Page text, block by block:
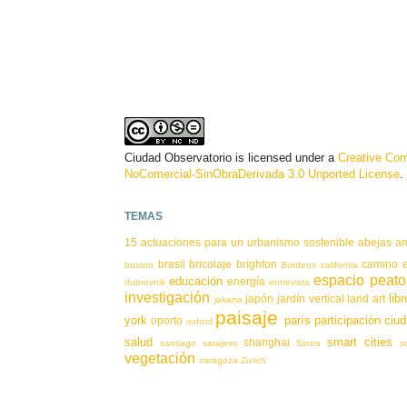
Ciudad Observatorio is licensed under a Creative
NoComercial-SinObraDerivada 3.0 Unported License
TEMAS
15 actuaciones para un urbanismo sostenible abejas
boston brasil bricolaje brighton Burdeos california camino
dubrovnik educación energía entrevista espacio
investigación jakarta japón jardín vertical land art
york oporto oxford paisaje parís participación
salud santiago sarajevo shanghai Sintra smart cities
vegetación zaragoza Zurich